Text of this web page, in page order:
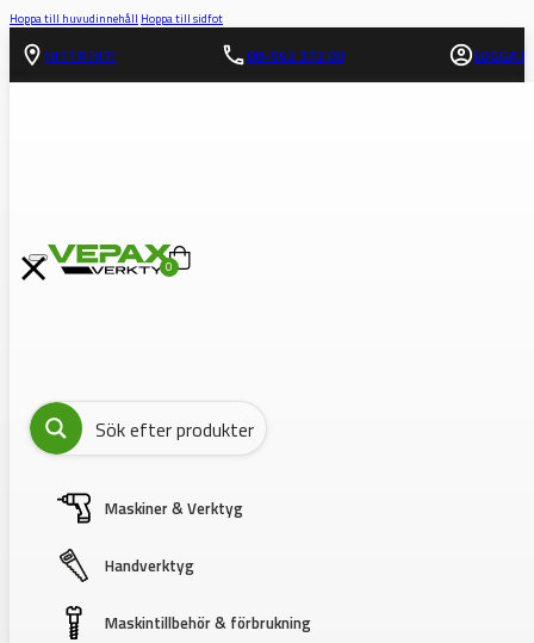
Hoppa till huvudinnehåll Hoppa till sidfot
HITTA HIT! 08-562 372 00 LOGGA IN
0
Maskiner & Verktyg
Handverktyg
Maskintillbehör & förbrukning